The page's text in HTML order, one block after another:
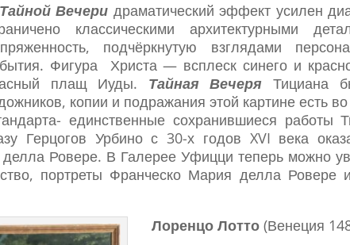
Тайной Вечери драматический эффект усилен
классическими архитектурными
подчёркнутую взглядами
Фигура Христа — всплеск синего и
плащ Иуды. Тайная Вечеря Тициана
копии и подражания этой картине есть
единственные сохранившиеся работы
Герцогов Урбино с 30-х годов XVI века
Ровере. В Галерее Уфицци теперь можно
портреты Франческо Мария делла Ровере
Лоренцо Лотто (Венеция